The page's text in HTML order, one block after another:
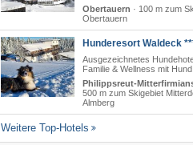
Obertauern · 100 m zum
Obertauern
Hunderesort Waldeck
Ausgezeichnetes
Familie & Wellness mit Hund
Philippsreut-
500 m zum Skigebiet
Almberg
Weitere Top-Hotels